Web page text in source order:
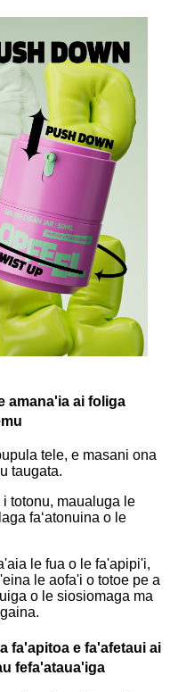
amana'ia ai foliga
tele, e masani ona
taugata.
totonu, maualuga le
faʻatonuina o le
le fua o le fa'apipi'i,
le aofa'i o totoe pe a
o le siosiomaga ma
fa'apitoa e fa'afetaui ai
fefa'ataua'iga